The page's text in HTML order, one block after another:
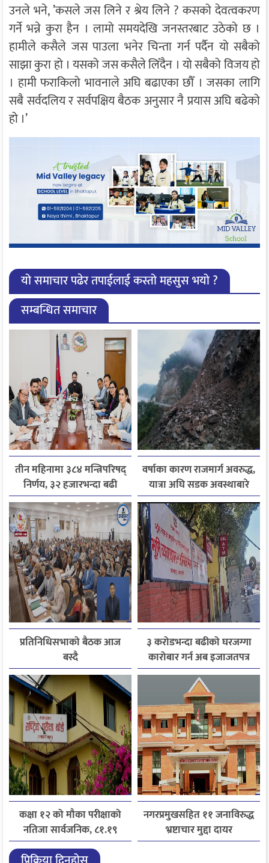
उनले भने, ’कसले जस लिने र श्रेय लिने ? कसको देवत्वकरण
गर्ने भन्ने कुरा हैन । लामो समयदेखि जनस्तरबाट उठेको छ ।
हामीले कसैले जस पाउला भनेर चिन्ता गर्न पर्दैन यो सबैको
साझा कुरा हो । यसको जस कसैले लिँदैन । यो सबैको विजय हो
। हामी फराकिलो भावनाले अघि बढाएका छौँ । जसका लागि
सबै सर्वदलिय र सर्वपक्षिय बैठक अनुसार नै प्रयास अघि बढेको
हो ।’
यो समाचार पढेर तपाईलाई कस्तो महसुस भयो ?
सम्बन्धित समाचार
तीन महिनामा ३८४ मन्त्रिपरिषद्
निर्णय, ३२ हजारभन्दा बढी
गुनासो फर्छ्योट
वर्षाका कारण राजमार्ग अवरुद्ध,
यात्रा अघि सडक अवस्थाबारे
जानकारी लिन आग्रह
प्रतिनिधिसभाको बैठक आज
बस्दै
३ करोडभन्दा बढीको घरजग्गा
कारोबार गर्न अब इजाजतपत्र
अनिवार्य
कक्षा १२ को मौका परीक्षाको
नतिजा सार्वजनिक, ८१.१९
प्रतिशत विद्यार्थी उत्तीर्ण
नगरप्रमुखसहित ११ जनाविरुद्ध
भ्रष्टाचार मुद्दा दायर